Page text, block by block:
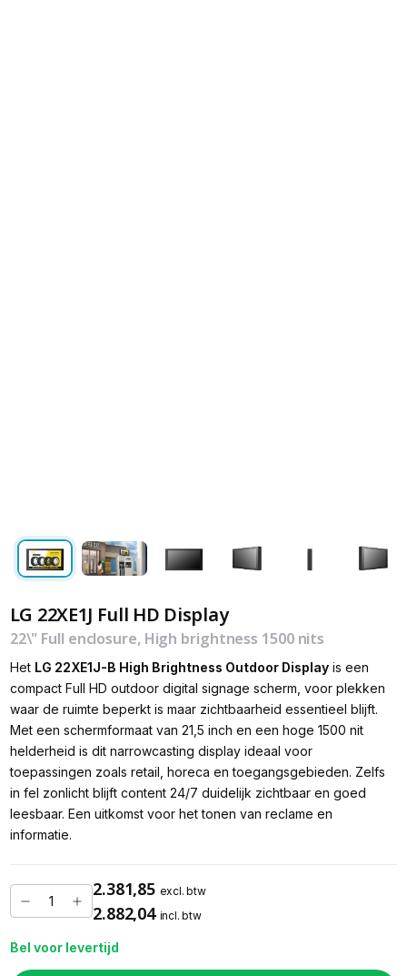
LG 22XE1J Full HD Display
22\" Full enclosure, High brightness 1500 nits
Het LG 22XE1J-B High Brightness Outdoor Displayis een
compact Full HD outdoor digital signage scherm, voor plekken
waar de ruimte beperkt is maar zichtbaarheid essentieel blijft.
Met een schermformaat van 21,5 inch en een hoge 1500 nit
helderheid is dit narrowcasting display ideaal voor
toepassingen zoals retail, horeca en toegangsgebieden. Zelfs
in fel zonlicht blijft content 24/7 duidelijk zichtbaar en goed
leesbaar. Een uitkomst voor het tonen van reclame en
informatie.
2.381,85 excl. btw
2.882,04 incl. btw
Bel voor levertijd